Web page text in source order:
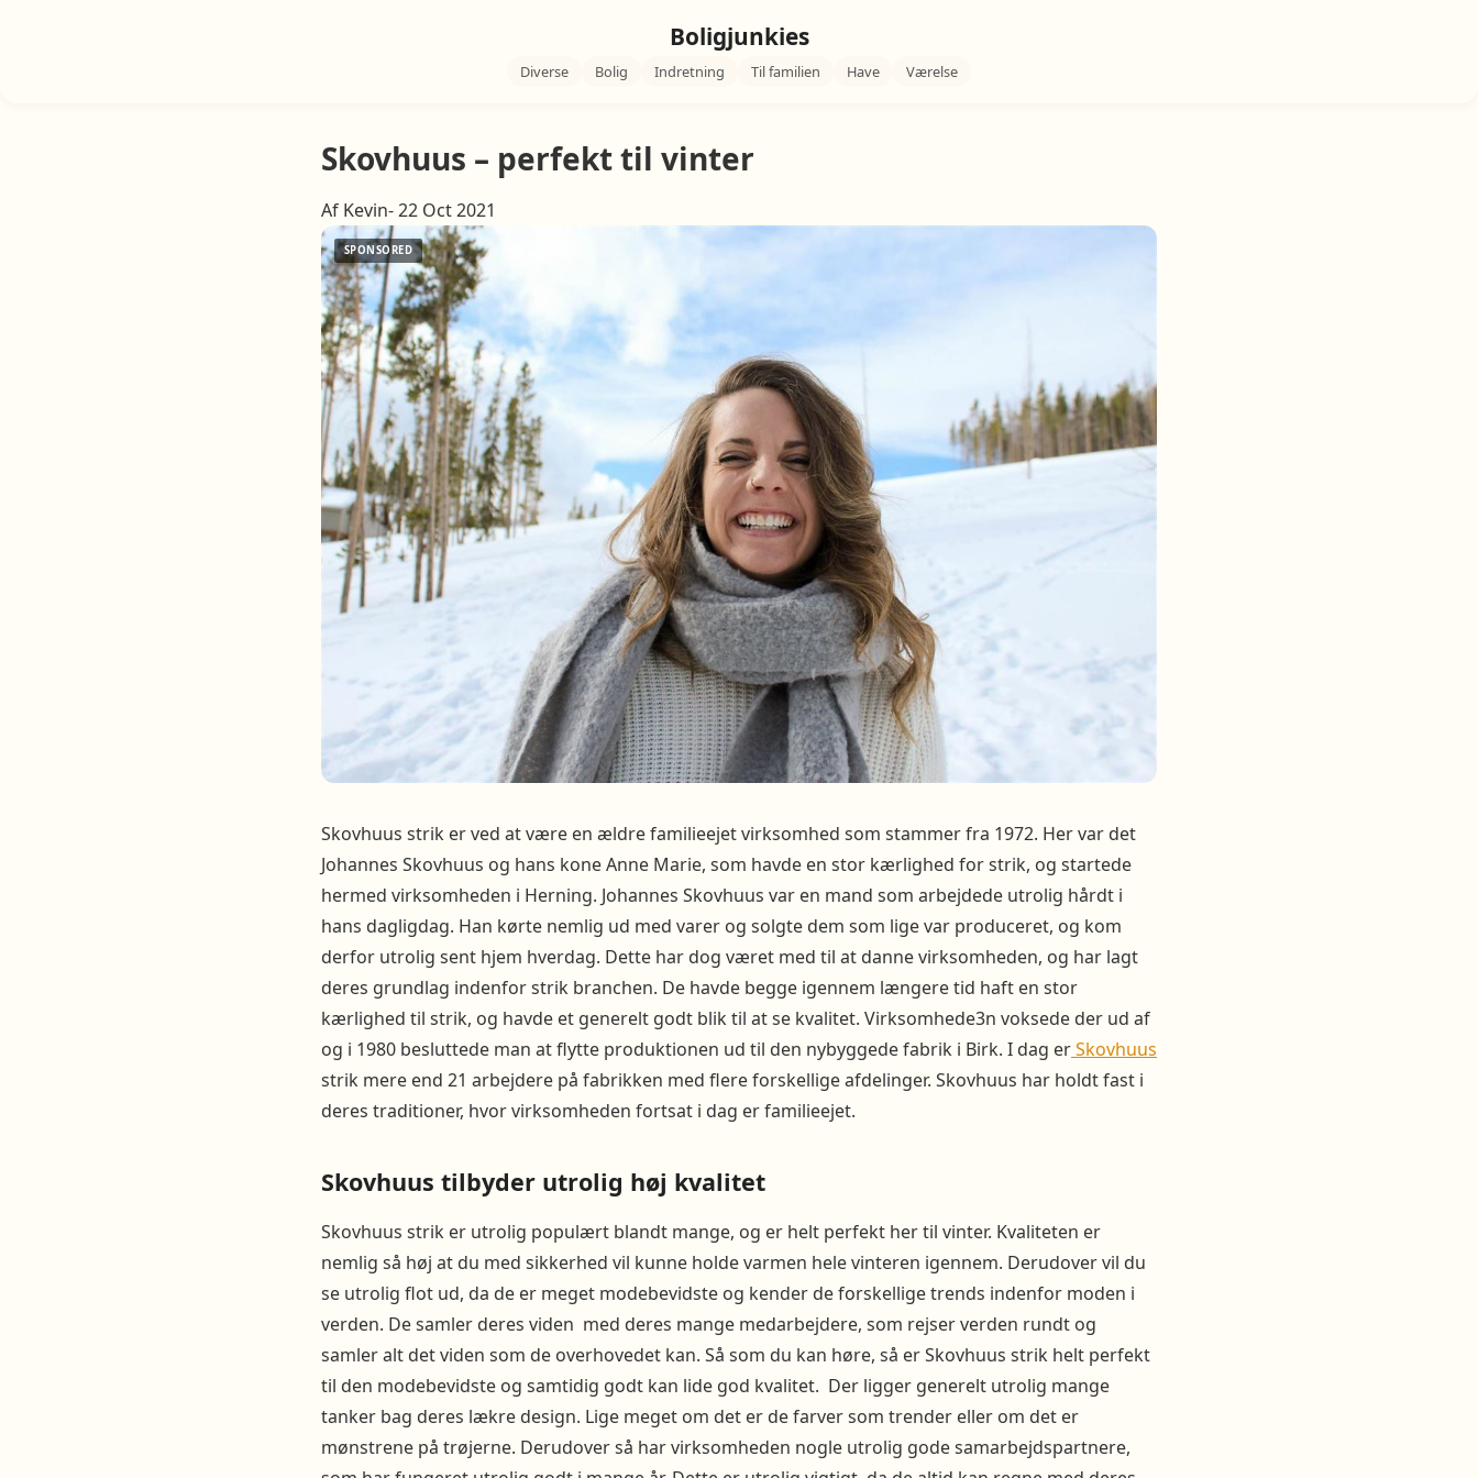
Boligjunkies
Diverse Bolig Indretning Til familien Have Værelse
Skovhuus – perfekt til vinter
Af Kevin- 22 Oct 2021
Skovhuus strik er ved at være en ældre familieejet virksomhed som stammer fra 1972. Her var det
Johannes Skovhuus og hans kone Anne Marie, som havde en stor kærlighed for strik, og startede
hermed virksomheden i Herning. Johannes Skovhuus var en mand som arbejdede utrolig hårdt i
hans dagligdag. Han kørte nemlig ud med varer og solgte dem som lige var produceret, og kom
derfor utrolig sent hjem hverdag. Dette har dog været med til at danne virksomheden, og har lagt
deres grundlag indenfor strik branchen. De havde begge igennem længere tid haft en stor
kærlighed til strik, og havde et generelt godt blik til at se kvalitet. Virksomhede3n voksede der ud af
og i 1980 besluttede man at flytte produktionen ud til den nybyggede fabrik i Birk. I dag erSkovhuus
strik mere end 21 arbejdere på fabrikken med flere forskellige afdelinger. Skovhuus har holdt fast i
deres traditioner, hvor virksomheden fortsat i dag er familieejet.
Skovhuus tilbyder utrolig høj kvalitet
Skovhuus strik er utrolig populært blandt mange, og er helt perfekt her til vinter. Kvaliteten er
nemlig så høj at du med sikkerhed vil kunne holde varmen hele vinteren igennem. Derudover vil du
se utrolig flot ud, da de er meget modebevidste og kender de forskellige trends indenfor moden i
verden. De samler deres viden med deres mange medarbejdere, som rejser verden rundt og
samler alt det viden som de overhovedet kan. Så som du kan høre, så er Skovhuus strik helt perfekt
til den modebevidste og samtidig godt kan lide god kvalitet. Der ligger generelt utrolig mange
tanker bag deres lækre design. Lige meget om det er de farver som trender eller om det er
mønstrene på trøjerne. Derudover så har virksomheden nogle utrolig gode samarbejdspartnere,